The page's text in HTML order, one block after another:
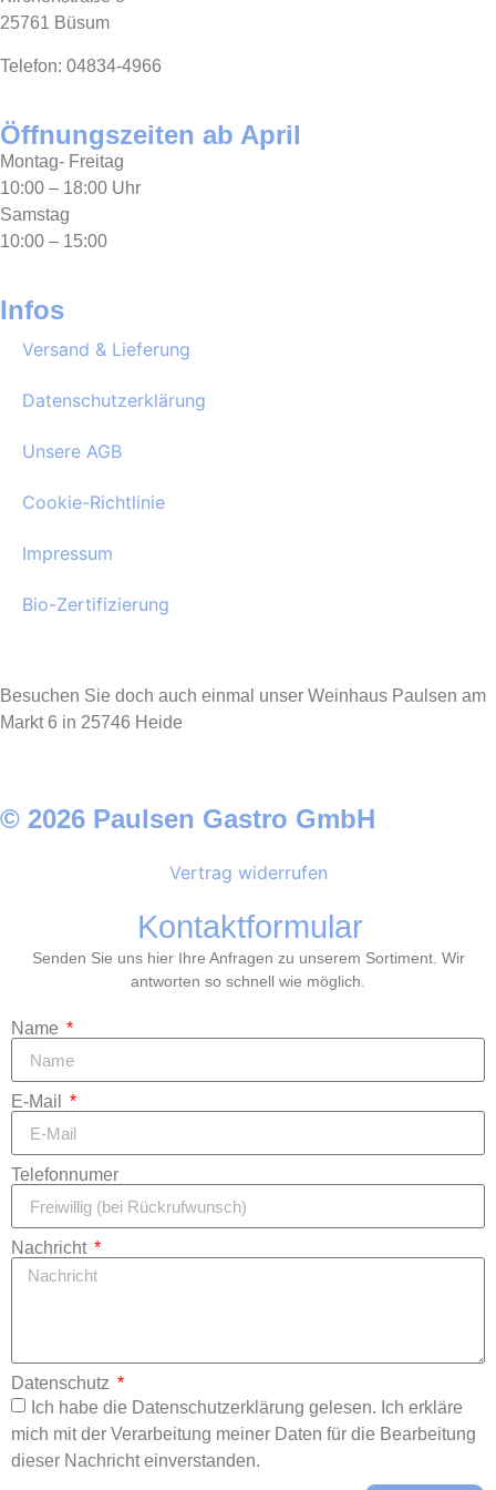
25761 Büsum
Telefon: 04834-4966
Öffnungszeiten ab April
Montag- Freitag
10:00 – 18:00 Uhr
Samstag
10:00 – 15:00
Infos
Versand & Lieferung
Datenschutzerklärung
Unsere AGB
Cookie-Richtlinie
Impressum
Bio-Zertifizierung
Besuchen Sie doch auch einmal unser Weinhaus Paulsen am
Markt 6 in 25746 Heide
© 2026 Paulsen Gastro GmbH
Vertrag widerrufen
Kontaktformular
Senden Sie uns hier Ihre Anfragen zu unserem Sortiment. Wir
antworten so schnell wie möglich.
Name
E-Mail
Telefonnumer
Nachricht
Datenschutz
Ich habe die Datenschutzerklärung gelesen. Ich erkläre
mich mit der Verarbeitung meiner Daten für die Bearbeitung
dieser Nachricht einverstanden.